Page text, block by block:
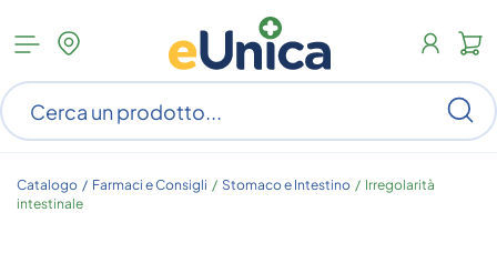
Apri
menu
categorie
Catalogo / Farmaci e Consigli / Stomaco e Intestino / Irregolarità
intestinale